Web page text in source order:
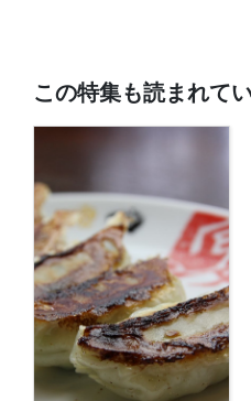
この特集も読まれて